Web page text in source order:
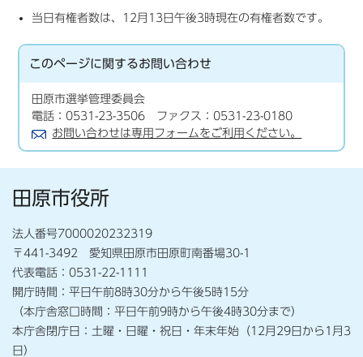
当日有権者数は、12月13日午後3時現在の有権者数です。
このページに関するお問い合わせ
田原市選挙管理委員会
電話：0531-23-3506 ファクス：0531-23-0180
お問い合わせは専用フォームをご利用ください。
田原市役所
法人番号7000020232319
〒441-3492 愛知県田原市田原町南番場30-1
代表電話：0531-22-1111
開庁時間：平日午前8時30分から午後5時15分
（本庁舎窓口時間：平日午前9時から午後4時30分まで）
本庁舎閉庁日：土曜・日曜・祝日・年末年始（12月29日から1月3
日）